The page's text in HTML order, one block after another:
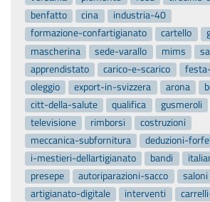
benfatto
cina
industria-40
formazione-confartigianato
cartello
mascherina
sede-varallo mims
apprendistato
carico-e-scarico
oleggio
export-in-svizzera arona
citt-della-salute
qualifica gusmeroli
televisione
rimborsi
costruzioni
meccanica-subfornitura
deduzioni-
i-mestieri-dellartigianato
bandi
presepe
autoriparazioni-sacco
saloni
artigianato-digitale
interventi